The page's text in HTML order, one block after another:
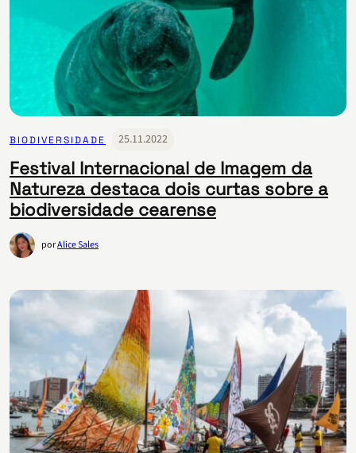
BIODIVERSIDADE 25.11.2022
Festival Internacional de Imagem da
Natureza destaca dois curtas sobre a
biodiversidade cearense
porAlice Sales